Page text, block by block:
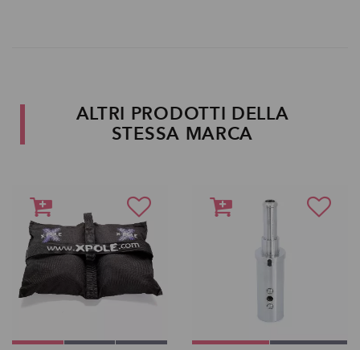
ALTRI PRODOTTI DELLA
STESSA MARCA